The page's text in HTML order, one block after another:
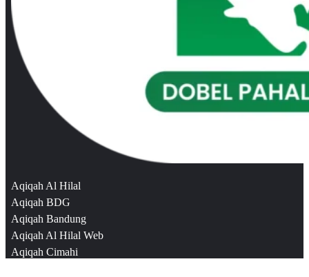
Aqiqah Al Hilal
Aqiqah BDG
Aqiqah Bandung
Aqiqah Al Hilal Web
Aqiqah Cimahi